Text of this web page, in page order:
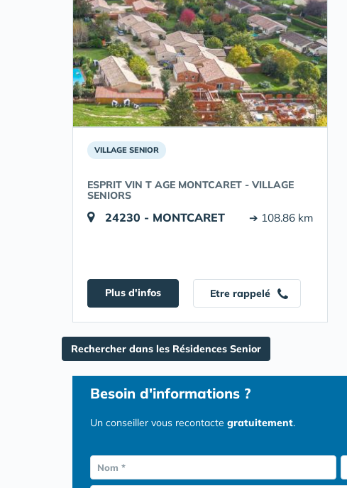
VILLAGE SENIOR
ESPRIT VIN T AGE MONTCARET - VILLAGE
SENIORS
24230 - MONTCARET ➔ 108.86 km
Plus d'infos Etre rappelé
Rechercher dans les Résidences Senior
Besoin d'informations ?
Un conseiller vous recontacte gratuitement.
Nom *